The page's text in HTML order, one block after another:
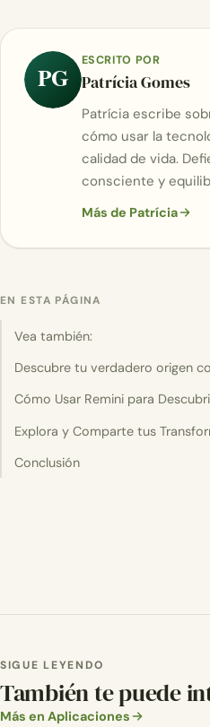
PG
ESCRITO POR
Patrícia Gomes
Patrícia escribe
cómo usar la
calidad de vida.
consciente y
Más de Patrícia
EN ESTA PÁGINA
Vea también:
Descubre tu verdadero origen
Cómo Usar Remini para
Explora y Comparte tus
Conclusión
SIGUE LEYENDO
También te puede
Más en Aplicaciones